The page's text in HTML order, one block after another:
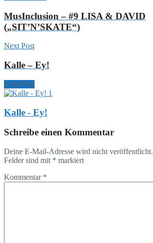
MusInclusion – #9 LISA & DAVID
(„SIT’N’SKATE“)
Next Post
Kalle – Ey!
Next Post
Kalle - Ey!
Schreibe einen Kommentar
Deine E-Mail-Adresse wird nicht veröffentlicht.
Felder sind mit * markiert
Kommentar *